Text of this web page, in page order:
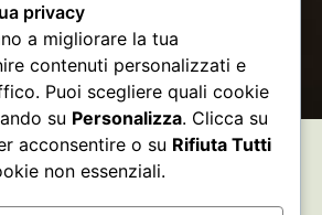
privacy
a migliorare la tua
contenuti personalizzati e
Puoi scegliere quali cookie
su Personalizza. Clicca su
acconsentire o su Rifiuta Tutti
non essenziali.